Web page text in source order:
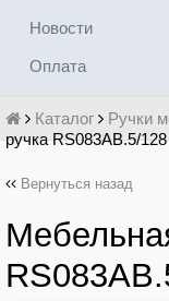
Новости
Оплата
Каталог Ручки
ручка RS083AB.5/128
Вернуться назад